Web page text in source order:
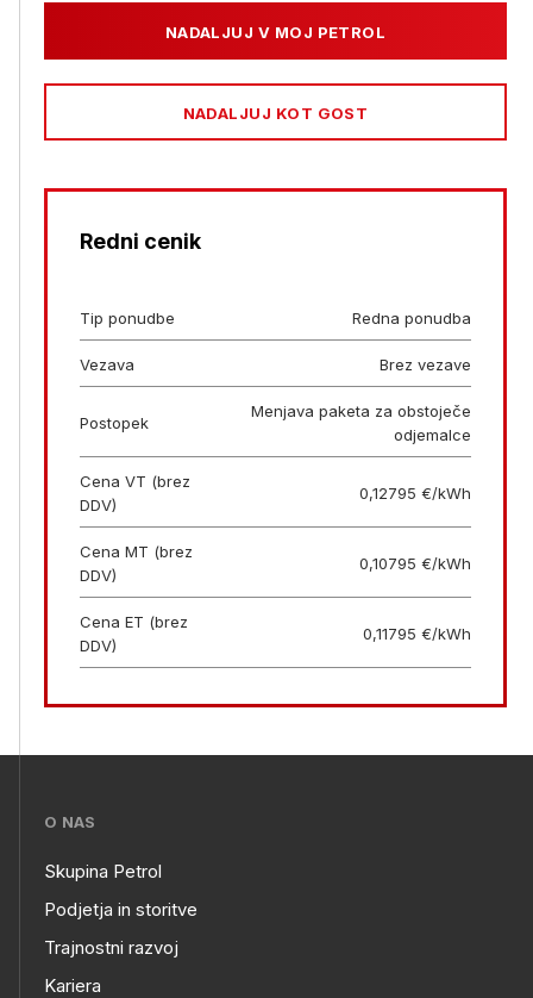
NADALJUJ V MOJ PETROL
NADALJUJ KOT GOST
Redni cenik
Tip ponudbe Redna ponudba
Vezava Brez vezave
Postopek
Menjava paketa za obstoječe
odjemalce
Cena VT (brez
DDV)
0,12795 €/kWh
Cena MT (brez
DDV)
0,10795 €/kWh
Cena ET (brez
DDV)
0,11795 €/kWh
???
skupno.footer-
title???
O NAS
O
NAS
Skupina Petrol
Podjetja in storitve
Trajnostni razvoj
Kariera